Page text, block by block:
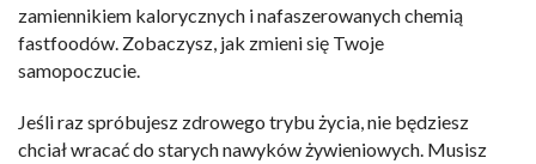
zamiennikiem kalorycznych i nafaszerowanych chemią
fastfoodów. Zobaczysz, jak zmieni się Twoje
samopoczucie.
Jeśli raz spróbujesz zdrowego trybu życia, nie będziesz
chciał wracać do starych nawyków żywieniowych. Musisz